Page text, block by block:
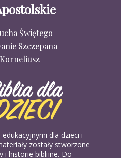
Świętego
Szczepana
dla dzieci i
zostały stworzone
i historie biblijne. Do